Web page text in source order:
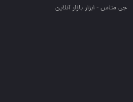
جی متاس - ابزار بازار آنلاین